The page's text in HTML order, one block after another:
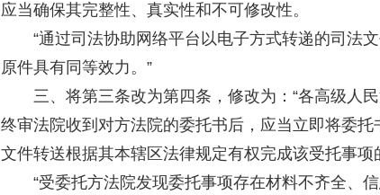
应当确保其完整性、真实性和不可修改性。
“通过司法协助网络平台以电子方式转递的司法
原件具有同等效力。”
三、将第三条改为第四条，修改为：“各高级人
终审法院收到对方法院的委托书后，应当立即将委
文件转送根据其本辖区法律规定有权完成该受托事项
“受委托方法院发现委托事项存在材料不齐全、